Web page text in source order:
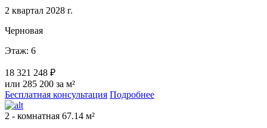
2 квартал 2028 г.
Черновая
Этаж: 6
18 321 248 ₽
или 285 200 за м²
Бесплатная консультация Подробнее
2 - комнатная 67.14 м²